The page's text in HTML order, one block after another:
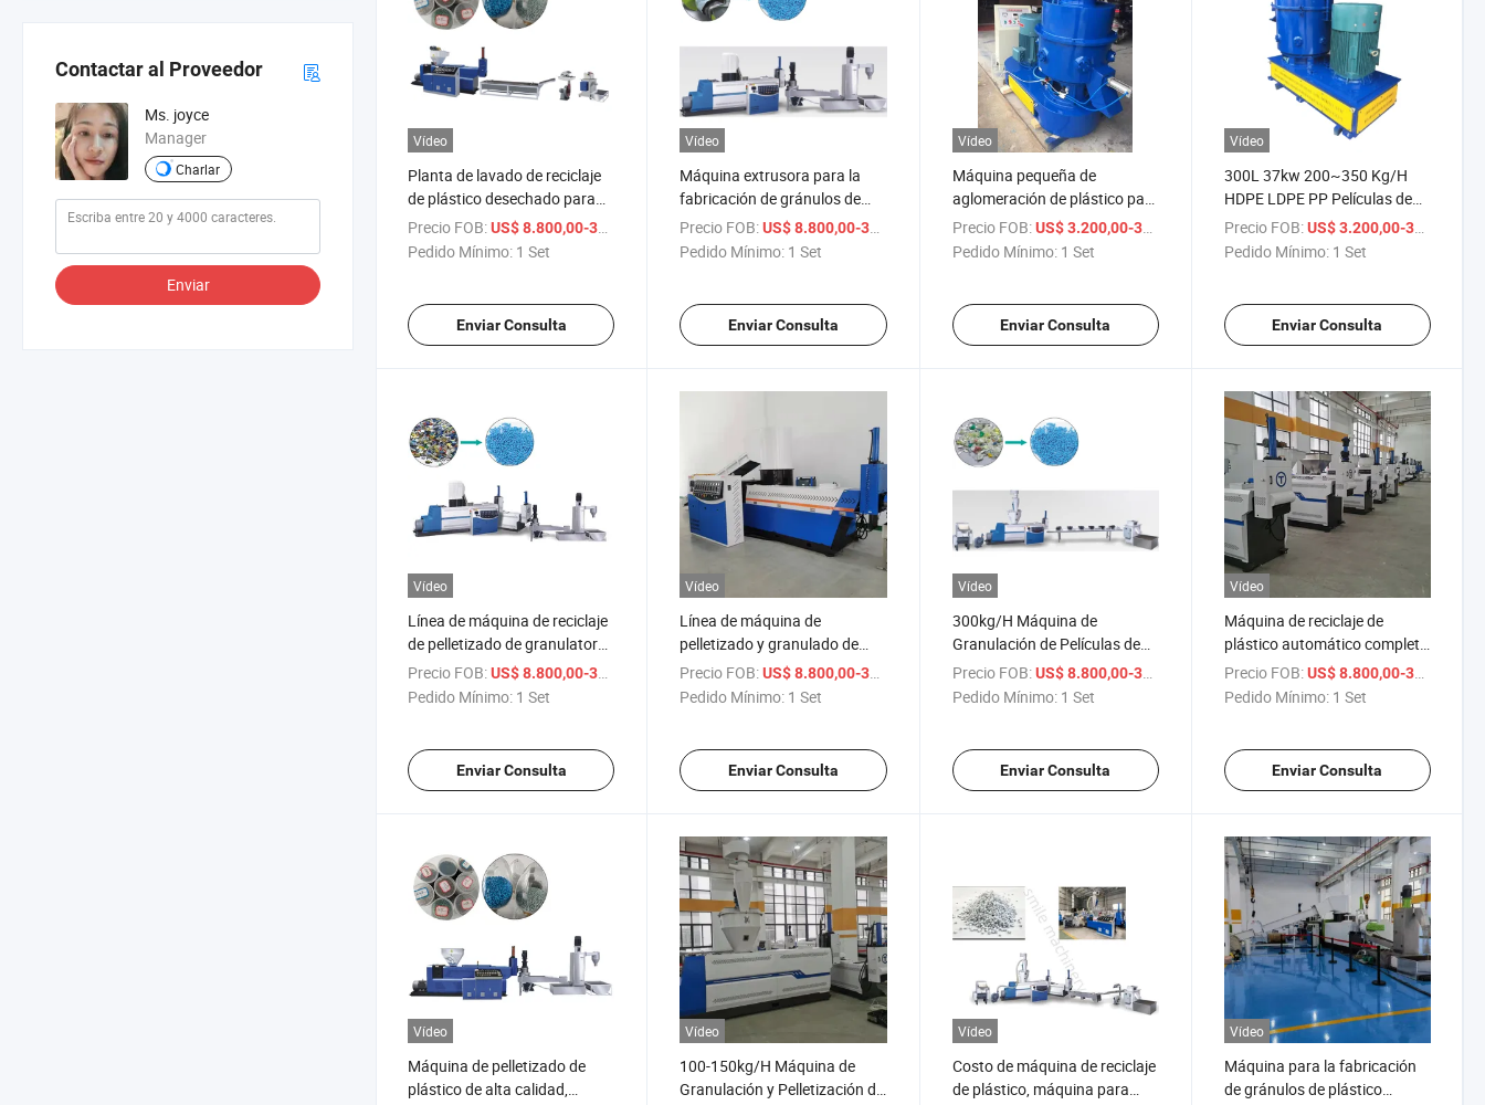
Contactar al Proveedor
Ms. joyce
Manager
Charlar
Enviar
Vídeo
Planta de lavado de reciclaje
de plástico desechado para
productos reciclados de PE y
PP
Precio FOB:US$ 8.800,00-38.800,00
/ Set
Pedido Mínimo: 1 Set
Enviar Consulta
Vídeo
Máquina extrusora para la
fabricación de gránulos de
plástico reciclado de
tecnología europea para
Precio FOB: US$ 8.800,00-38.800,00
/ Set
Pedido Mínimo: 1 Set
Enviar Consulta
Vídeo
Máquina pequeña de
aglomeración de plástico para
reciclaje de película de
polietileno con buen servicio
Precio FOB: US$ 3.200,00-38.800,00
/ Set
Pedido Mínimo: 1 Set
Enviar Consulta
Vídeo
300L 37kw 200~350 Kg/H
HDPE LDPE PP Películas de
PE Aglomerador para
Reciclaje de Plástico Máquina
Precio FOB: US$ 3.200,00-38.800,00
Pedido Mínimo: 1 Set
Enviar Consulta
Vídeo
Línea de máquina de reciclaje
de pelletizado de granulator
de pellets de plástico duro de
desecho PP PE Py ABS
Precio FOB:US$ 8.800,00-38.800,00
/ Set
Pedido Mínimo: 1 Set
Enviar Consulta
Vídeo
Línea de máquina de
pelletizado y granulado de
película plástica PP PE para
reciclaje
Precio FOB: US$ 8.800,00-38.800,00
/ Set
Pedido Mínimo: 1 Set
Enviar Consulta
Vídeo
300kg/H Máquina de
Granulación de Películas de
Plástico PP PE de Dos Etapas
para Reciclaje de Plástico
Precio FOB: US$ 8.800,00-38.800,00
/ Set
Pedido Mínimo: 1 Set
Enviar Consulta
Vídeo
Máquina de reciclaje de
plástico automático completo
o pequeño granulador de
plástico
Precio FOB: US$ 8.800,00-38.800,00
Pedido Mínimo: 1 Set
Enviar Consulta
Vídeo
Máquina de pelletizado de
plástico de alta calidad,
Vídeo
100-150kg/H Máquina de
Granulación y Pelletización de
Vídeo
Costo de máquina de reciclaje
de plástico, máquina para
Vídeo
Máquina para la fabricación
de gránulos de plástico